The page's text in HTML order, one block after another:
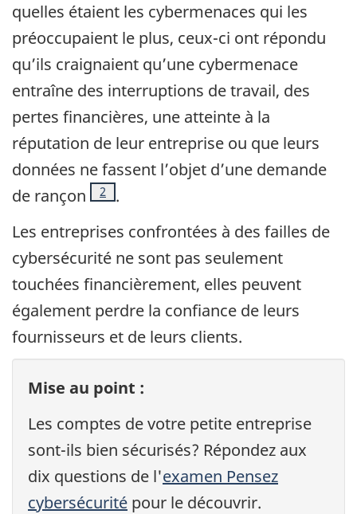
quelles étaient les cybermenaces qui les
préoccupaient le plus, ceux-ci ont répondu
qu’ils craignaient qu’une cybermenace
entraîne des interruptions de travail, des
pertes financières, une atteinte à la
réputation de leur entreprise ou que leurs
données ne fassent l’objet d’une demande
de rançon
Note de bas de page
2
.
Les entreprises confrontées à des failles de
cybersécurité ne sont pas seulement
touchées financièrement, elles peuvent
également perdre la confiance de leurs
fournisseurs et de leurs clients.
Mise au point :
Les comptes de votre petite entreprise
sont-ils bien sécurisés? Répondez aux
dix questions de l'examen Pensez
cybersécurité pour le découvrir.